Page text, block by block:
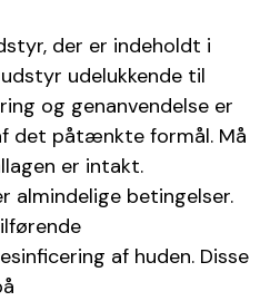
der er indeholdt i
udelukkende til
og genanvendelse er
det påtænkte formål. Må
er intakt.
almindelige betingelser.
af huden. Disse